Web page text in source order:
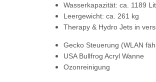
Wasserkapazität: ca. 1189
Leergewicht: ca. 261 kg
Therapy & Hydro Jets in
Gecko Steuerung (WLAN
USA Bullfrog Acryl Wanne
Ozonreinigung